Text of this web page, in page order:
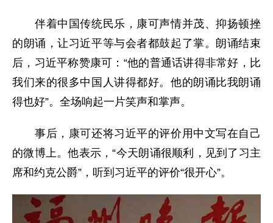
伴着中国传统民乐，康可声情并茂、抑扬顿挫
的朗诵，让习近平等与会者都鼓起了掌。朗诵结束
后，习近平称赞康可：“他的普通话讲得非常好，比
我们来的很多中国人讲得都好。他的朗诵比我朗诵
得也好”。全场响起一片笑声和掌声。
事后，康可还将习近平的评价用中文写在自己
的微博上。他表示，“今天朗诵很顺利，见到了习主
席和约克公爵”，听到习近平的评价“很开心”。